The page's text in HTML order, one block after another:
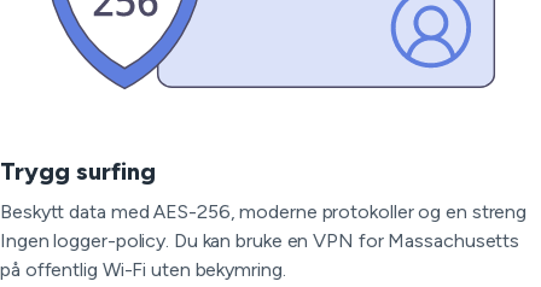
Trygg surfing
Beskytt data med AES-256, moderne protokoller og en streng
Ingen logger-policy. Du kan bruke en VPN for Massachusetts
på offentlig Wi-Fi uten bekymring.